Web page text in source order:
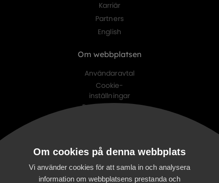
Karriär
Partners
English
Om webbplatsen
Användaravtal
Cookie-
inställningar
Personuppgifts-
Digitalist Cloud
Digitalist Finland
Om cookies på denna webbplats
Vi använder cookies för att samla in och analysera
information om webbplatsens prestanda och